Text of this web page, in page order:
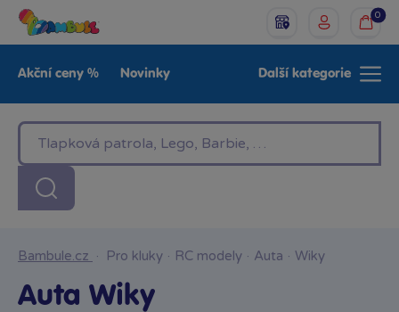
0
Akční ceny % Novinky
LEGO®
Baby Značky
Další kategorie
Bambule.cz · Pro kluky · RC modely · Auta · Wiky
Auta Wiky